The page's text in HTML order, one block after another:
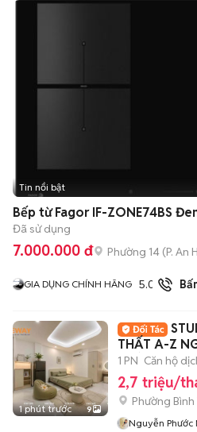
Tin nổi bật
Bếp từ Fagor IF-ZONE74BS
Đã sử dụng
7.000.000 đ Phường 14 (P. An
GIA DỤNG CHÍNH HÃNG 5.0 7đã
1 phút trước 9
THẤT A-Z
ĐƯỜNG
1 PN Căn hộ
2,7 triệu/
Phường
Nguyễn Phước